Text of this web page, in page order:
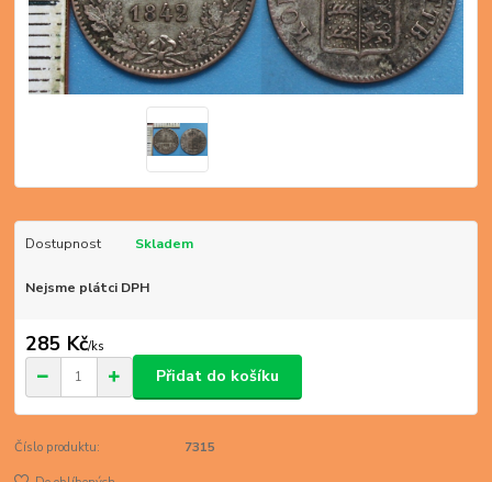
Dostupnost Skladem
Nejsme plátci DPH
285 Kč/ks
Přidat do košíku
Číslo produktu: 7315